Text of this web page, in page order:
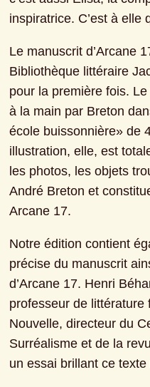
inspiratrice. C’est à elle
Le manuscrit d’Arcane
Bibliothèque littéraire
pour la première fois.
à la main par Breton
école buissonnière» de
illustration, elle, est
les photos, les objets
André Breton et
Arcane 17.
Notre édition contient
précise du manuscrit
d’Arcane 17. Henri
professeur de
Nouvelle, directeur du
Surréalisme et de la
un essai brillant ce